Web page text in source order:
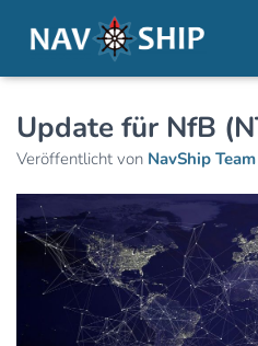
Update für NfB
Veröffentlicht von NavShip Team